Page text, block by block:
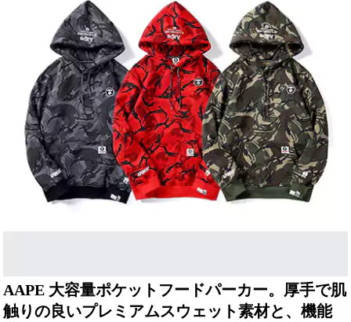
AAPE 大容量ポケットフードパーカー。厚手で肌
触りの良いプレミアムスウェット素材と、機能